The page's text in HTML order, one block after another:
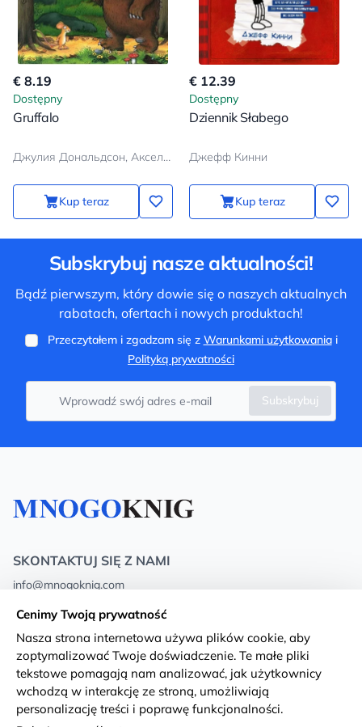
€ 8.19
Dostępny
Gruffalo
Джулия Дональдсон, Аксель Шеффлер
Kup teraz
€ 12.39
Dostępny
Dziennik Słabego
Джефф Кинни
Kup teraz
Subskrybuj nasze aktualności!
Bądź pierwszym, który dowie się o naszych aktualnych
rabatach, ofertach i nowych produktach!
Przeczytałem i zgadzam się z Warunkami użytkowaniai
Polityką prywatności
Subskrybuj
SKONTAKTUJ SIĘ Z NAMI
info@mnogoknig.com
Rīga, Augusta Deglava 69d, LV-1082
O nas
Sklepy
Privacy Policy
Warunki i zasady
Cenimy Twoją prywatność
Nasza strona internetowa używa plików cookie, aby
zoptymalizować Twoje doświadczenie. Te małe pliki
tekstowe pomagają nam analizować, jak użytkownicy
wchodzą w interakcję ze stroną, umożliwiają
personalizację treści i poprawę funkcjonalności.